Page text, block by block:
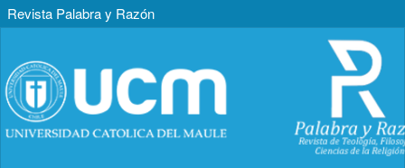
Revista Palabra y Razón
Contenido
principal
Barra
lateral